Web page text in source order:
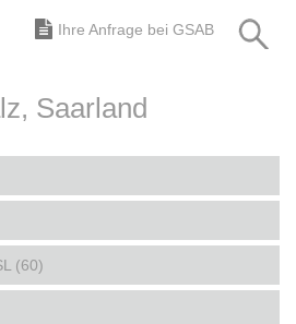
Ihre Anfrage bei GSAB
Saarland
(60)